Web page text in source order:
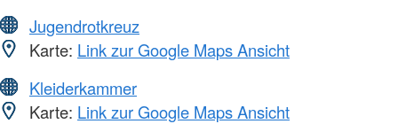
Jugendrotkreuz
Karte: Link zur Google Maps Ansicht
Kleiderkammer
Karte: Link zur Google Maps Ansicht